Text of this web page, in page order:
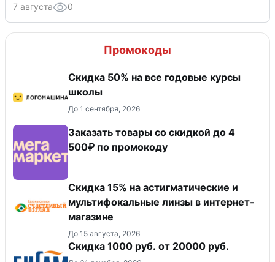
7 августа 0
Промокоды
Скидка 50% на все годовые курсы
школы
До 1 сентября, 2026
Заказать товары со скидкой до 4
500₽ по промокоду
Скидка 15% на астигматические и
мультифокальные линзы в интернет-
магазине
До 15 августа, 2026
​Скидка 1000 руб. от 20000 руб.